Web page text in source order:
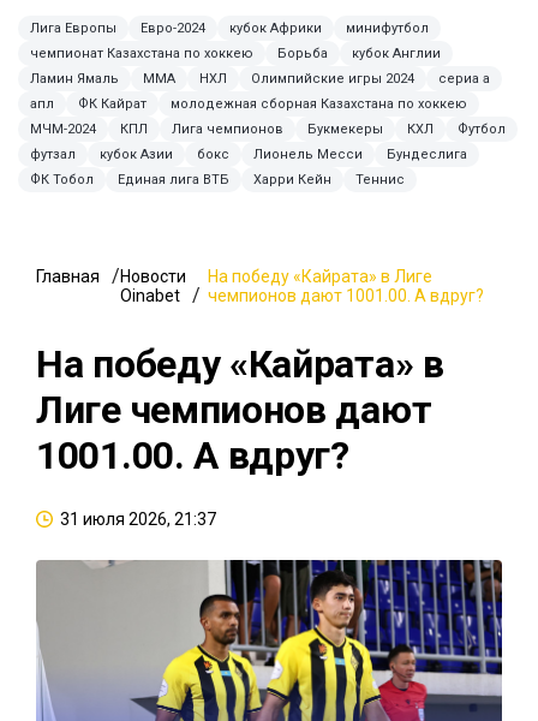
Лига Европы Евро-2024 кубок Африки
минифутбол
чемпионат Казахстана по хоккею
Борьба
кубок Англии
Ламин Ямаль
ММА НХЛ Олимпийские игры 2024
сериа а
апл
ФК Кайрат
молодежная сборная Казахстана по хоккею
МЧМ-2024
КПЛ Лига чемпионов Букмекеры КХЛ
Футбол
футзал
кубок Азии бокс Лионель Месси
Бундеслига
ФК Тобол
Единая лига ВТБ Харри Кейн Теннис
Главная
Новости
Oinabet
На победу «Кайрата» в Лиге
чемпионов дают 1001.00. А вдруг?
На победу «Кайрата» в
Лиге чемпионов дают
1001.00. А вдруг?
31 июля 2026, 21:37